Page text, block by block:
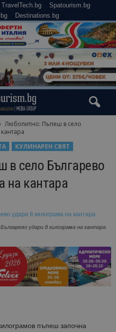
TravelTech.bg
Spatourism.bg
Destinations.bg
Любопитно: Пъпеш в село
КУЛИНАРЕН СВЯТ
село Българево
на кантара
удари 8 килограма на кантара
пъпеш започна